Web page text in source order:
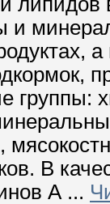
и
а
группы:
В
А ...